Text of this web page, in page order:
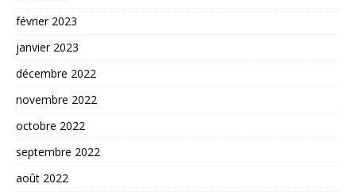
février 2023
janvier 2023
décembre 2022
novembre 2022
octobre 2022
septembre 2022
août 2022